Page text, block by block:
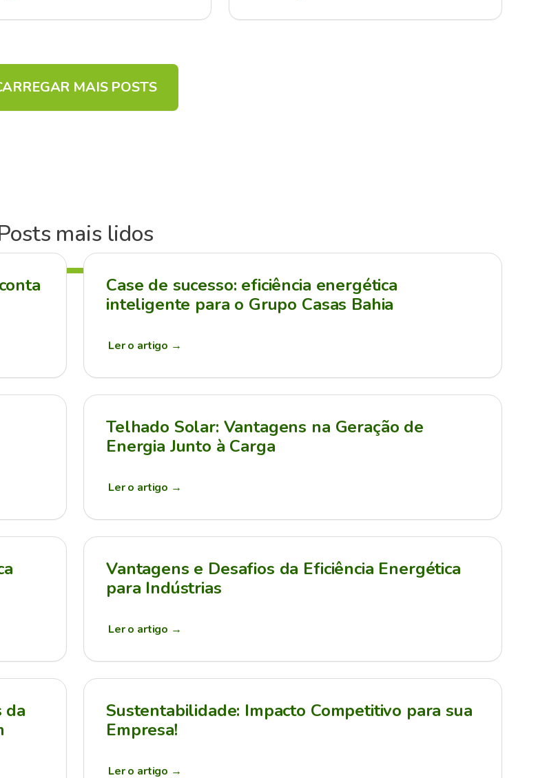
MAIS POSTS
mais lidos
Case de sucesso: eficiência energética
inteligente para o Grupo Casas Bahia
Ler o artigo →
Telhado Solar: Vantagens na Geração de
Energia Junto à Carga
Ler o artigo →
Vantagens e Desafios da Eficiência Energética
para Indústrias
Ler o artigo →
da
Sustentabilidade: Impacto Competitivo para sua
Empresa!
Ler o artigo →